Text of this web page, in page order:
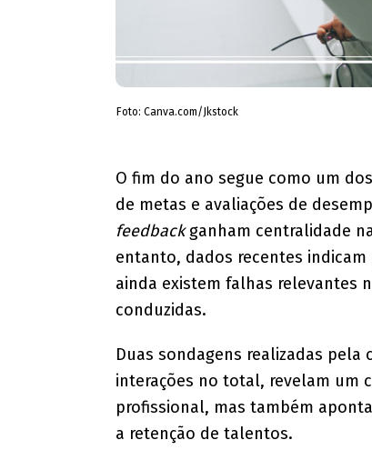
Foto: Canva.com/Jkstock
O fim do ano segue como um
de metas e avaliações de
feedbackganham centralidade
entanto, dados recentes
ainda existem falhas relevantes
conduzidas.
Duas sondagens realizadas pela
interações no total, revelam um
profissional, mas também
a retenção de talentos.